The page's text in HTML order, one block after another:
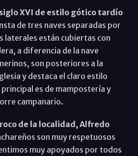
XVI de estilo gótico tardío
de tres naves separadas por
laterales están cubiertas con
a diferencia de la nave
son posteriores a la
y destaca el claro estilo
es de mampostería y
campanario.
de la localidad, Alfredo
son muy respetuosos
muy apoyados por todos